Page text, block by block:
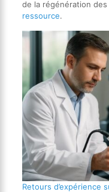
de la régénération
ressource.
Retours d’expérience